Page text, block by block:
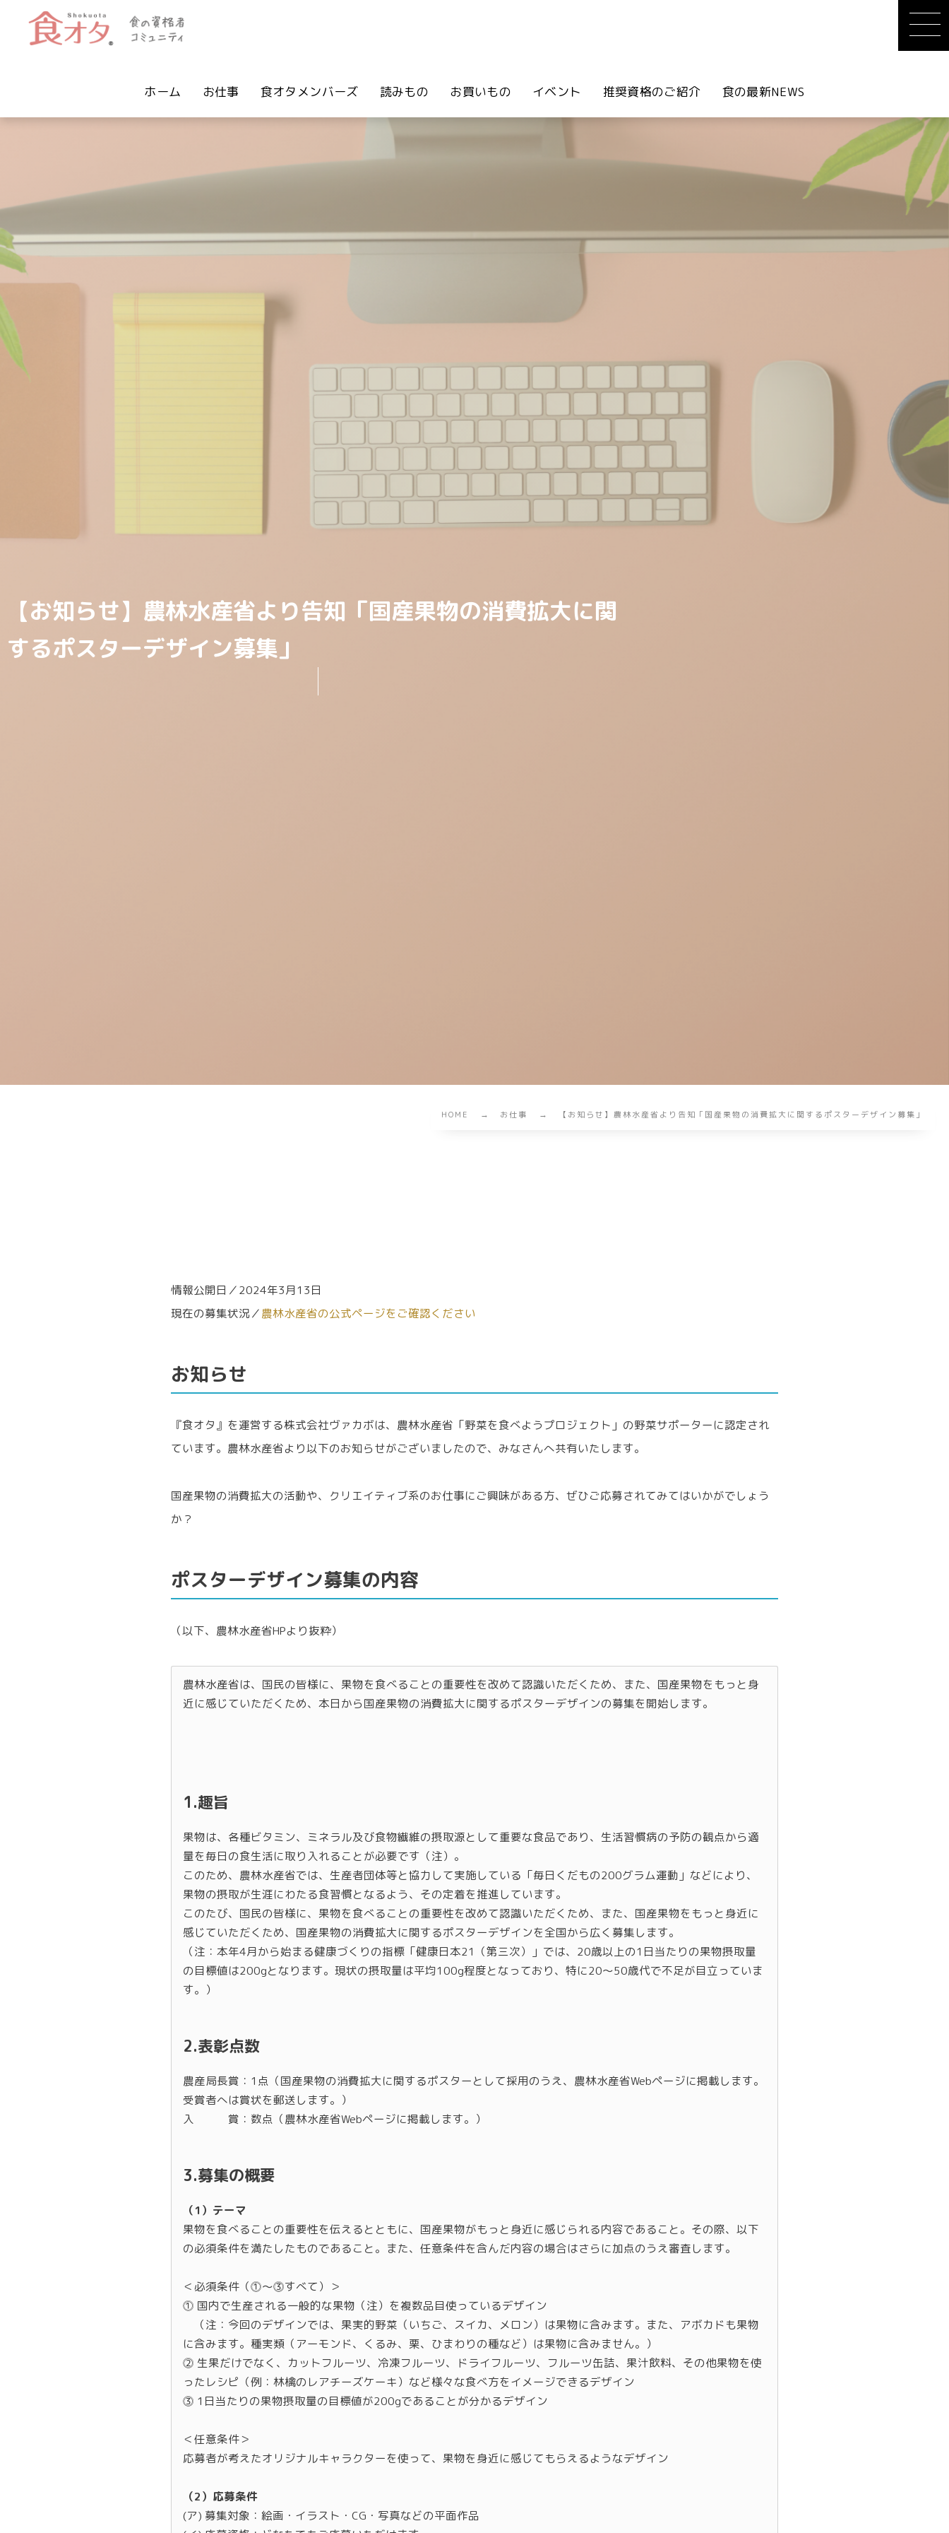
ホーム お仕事 食オタメンバーズ 読みもの お買いもの イベント 推奨資格のご紹介 食の最新NEWS
【お知らせ】農林水産省より告知「国産果物の消費拡大に関
するポスターデザイン募集」
HOME お仕事 【お知らせ】農林水産省より告知「国産果物の消費拡大に関するポスターデザイン募集」
情報公開日／2024年3月13日
現在の募集状況／農林水産省の公式ページをご確認ください
お知らせ
『食オタ』を運営する株式会社ヴァカボは、農林水産省「野菜を食べようプロジェクト」の野菜サポーターに認定され
ています。農林水産省より以下のお知らせがございましたので、みなさんへ共有いたします。
国産果物の消費拡大の活動や、クリエイティブ系のお仕事にご興味がある方、ぜひご応募されてみてはいかがでしょう
か？
ポスターデザイン募集の内容
（以下、農林水産省HPより抜粋）
農林水産省は、国民の皆様に、果物を食べることの重要性を改めて認識いただくため、また、国産果物をもっと身
近に感じていただくため、本日から国産果物の消費拡大に関するポスターデザインの募集を開始します。
1.趣旨
果物は、各種ビタミン、ミネラル及び食物繊維の摂取源として重要な食品であり、生活習慣病の予防の観点から適
量を毎日の食生活に取り入れることが必要です（注）。
このため、農林水産省では、生産者団体等と協力して実施している「毎日くだもの200グラム運動」などにより、
果物の摂取が生涯にわたる食習慣となるよう、その定着を推進しています。
このたび、国民の皆様に、果物を食べることの重要性を改めて認識いただくため、また、国産果物をもっと身近に
感じていただくため、国産果物の消費拡大に関するポスターデザインを全国から広く募集します。
（注：本年4月から始まる健康づくりの指標「健康日本21（第三次）」では、20歳以上の1日当たりの果物摂取量
の目標値は200gとなります。現状の摂取量は平均100g程度となっており、特に20～50歳代で不足が目立っていま
す。）
2.表彰点数
農産局長賞：1点（国産果物の消費拡大に関するポスターとして採用のうえ、農林水産省Webページに掲載します。
受賞者へは賞状を郵送します。）
入 賞：数点（農林水産省Webページに掲載します。）
3.募集の概要
（1）テーマ
果物を食べることの重要性を伝えるとともに、国産果物がもっと身近に感じられる内容であること。その際、以下
の必須条件を満たしたものであること。また、任意条件を含んだ内容の場合はさらに加点のうえ審査します。
＜必須条件（⓵～⓷すべて）＞
⓵ 国内で生産される一般的な果物（注）を複数品目使っているデザイン
（注：今回のデザインでは、果実的野菜（いちご、スイカ、メロン）は果物に含みます。また、アボカドも果物
に含みます。種実類（アーモンド、くるみ、栗、ひまわりの種など）は果物に含みません。）
⓶ 生果だけでなく、カットフルーツ、冷凍フルーツ、ドライフルーツ、フルーツ缶詰、果汁飲料、その他果物を使
ったレシピ（例：林檎のレアチーズケーキ）など様々な食べ方をイメージできるデザイン
⓷ 1日当たりの果物摂取量の目標値が200gであることが分かるデザイン
＜任意条件＞
応募者が考えたオリジナルキャラクターを使って、果物を身近に感じてもらえるようなデザイン
（2）応募条件
(ア) 募集対象：絵画・イラスト・CG・写真などの平面作品